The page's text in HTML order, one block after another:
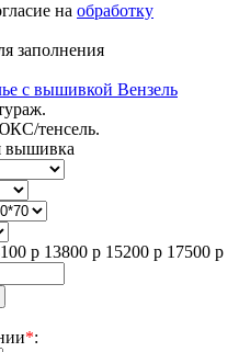
на обработку
заполнения
с вышивкой Вензель
тенсель.
вышивка
р 13800 р 15200 р 17500 р
*: